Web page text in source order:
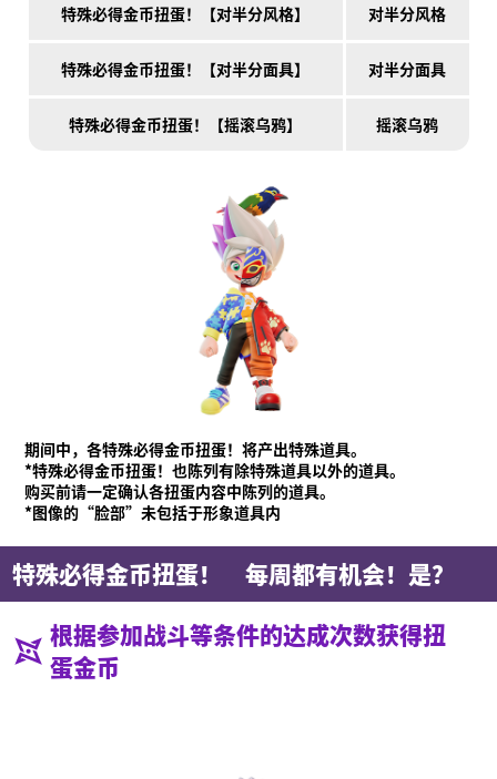
特殊必得金币扭蛋！【对半分风格】 对半分风格
特殊必得金币扭蛋！【对半分面具】 对半分面具
特殊必得金币扭蛋！【摇滚乌鸦】 摇滚乌鸦
期间中，各特殊必得金币扭蛋！将产出特殊道具。
*特殊必得金币扭蛋！也陈列有除特殊道具以外的道具。
购买前请一定确认各扭蛋内容中陈列的道具。
*图像的“脸部”未包括于形象道具内
特殊必得金币扭蛋！ 每周都有机会！是？
根据参加战斗等条件的达成次数获得扭
蛋金币